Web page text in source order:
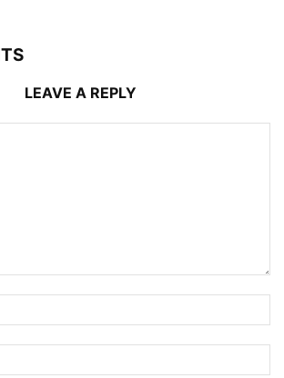
LEAVE A REPLY